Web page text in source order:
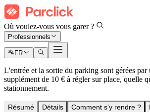
Où voulez-vous vous garer ?
Professionnels
FR
L'entrée et la sortie du parking sont gérées par
supplément de 10 € à régler sur place, quelle
stationnement.
Résumé Détails Comment s'y rendre ?